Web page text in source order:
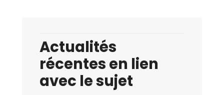
Actualités
récentes en lien
avec le sujet